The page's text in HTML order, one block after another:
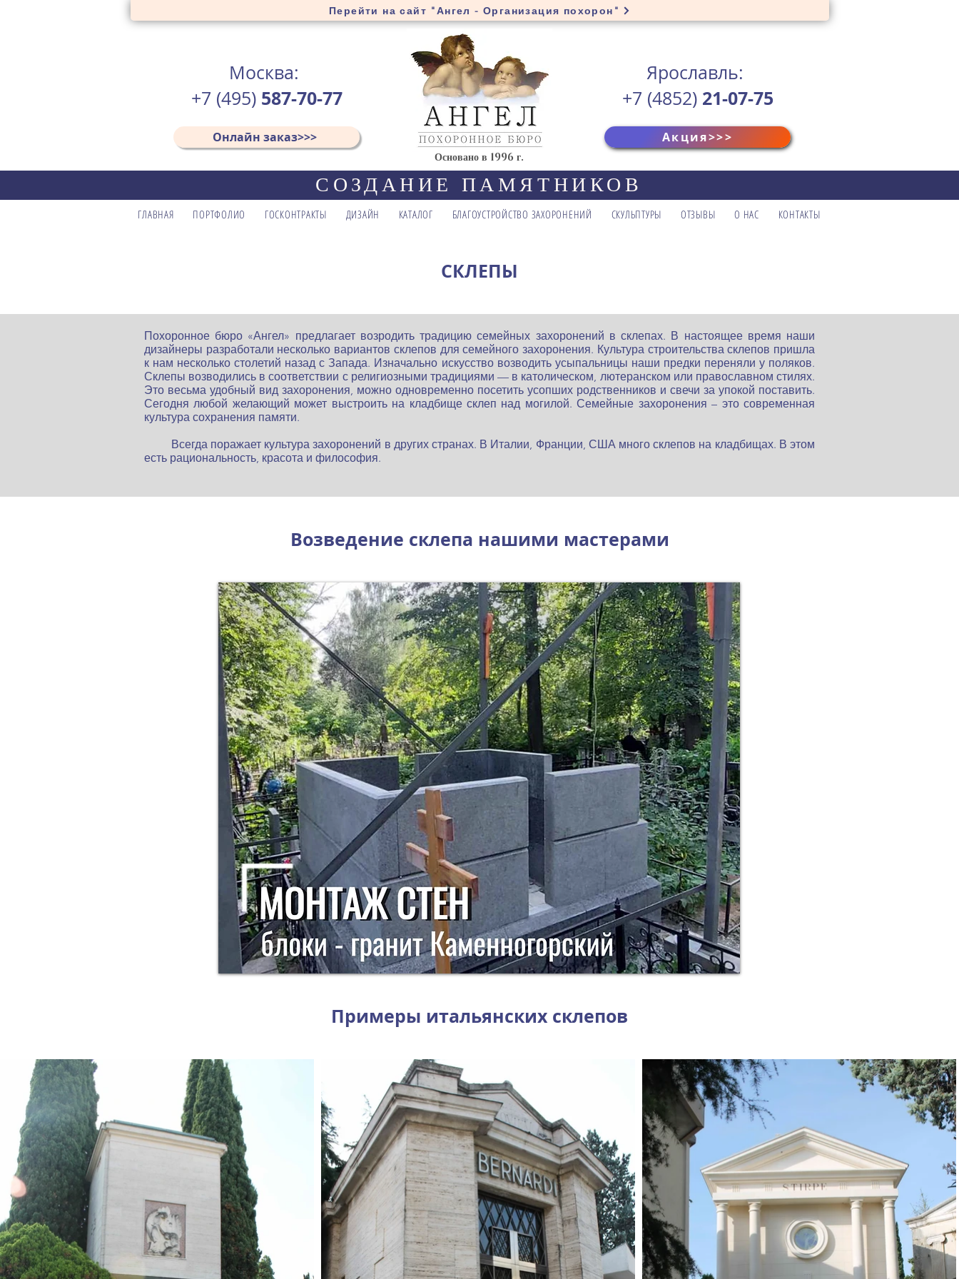
Перейти на сайт "Ангел - Организация похорон"
Москва:
+7 (495) 587-70-77
Онлайн заказ>>>
Основано в 1996 г.
Ярославль:
+7 (4852) 21-07-75
Акция>>>
СОЗДАНИЕ ПАМЯТНИКОВ
ГЛАВНАЯ ПОРТФОЛИО ГОСКОНТРАКТЫ ДИЗАЙН КАТАЛОГ БЛАГОУСТРОЙСТВО ЗАХОРОНЕНИЙ СКУЛЬПТУРЫ ОТЗЫВЫ О НАС КОНТАКТЫ
СКЛЕПЫ
Похоронное бюро «Ангел» предлагает возродить традицию семейных захоронений в склепах. В настоящее время наши
дизайнеры разработали несколько вариантов склепов для семейного захоронения. Культура строительства склепов пришла
к нам несколько столетий назад с Запада. Изначально искусство возводить усыпальницы наши предки переняли у поляков.
Склепы возводились в соответствии с религиозными традициями — в католическом, лютеранском или православном стилях.
Это весьма удобный вид захоронения, можно одновременно посетить усопших родственников и свечи за упокой поставить.
Сегодня любой желающий может выстроить на кладбище склеп над могилой. Семейные захоронения – это современная
культура сохранения памяти.
Всегда поражает культура захоронений в других странах. В Италии, Франции, США много склепов на кладбищах. В этом
есть рациональность, красота и философия.
Возведение склепа нашими мастерами
Примеры итальянских склепов